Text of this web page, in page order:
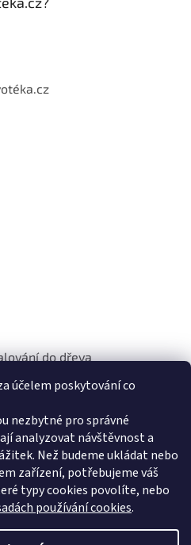
účelem poskytování co
nezbytné pro správné
analyzovat návštěvnost a
Než budeme ukládat nebo
zařízení, potřebujeme váš
typy cookies povolíte, nebo
používání cookies.
do dřeva
talířů: Ekologická a Stylová